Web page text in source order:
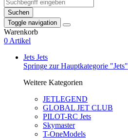
Suchen
Toggle navigation
Warenkorb
0 Artikel
Jets Jets
Springe zur Hauptkategorie "Jets"
Weitere Kategorien
JETLEGEND
GLOBAL JET CLUB
PILOT-RC Jets
Skymaster
T-OneModels